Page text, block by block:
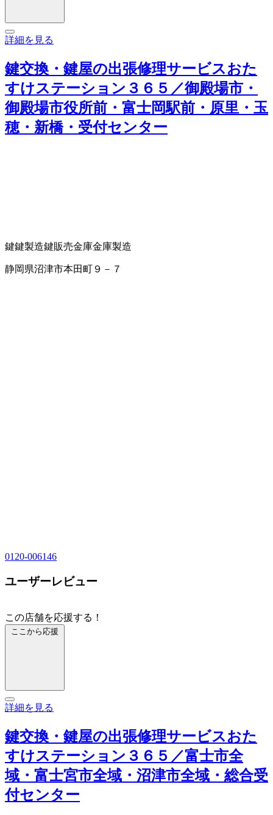
詳細を見る
鍵交換・鍵屋の出張修理サービスおた
すけステーション３６５／御殿場市・
御殿場市役所前・富士岡駅前・原里・玉
穂・新橋・受付センター
鍵鍵製造鍵販売金庫金庫製造
静岡県沼津市本田町９－７
0120-006146
ユーザーレビュー
この店舗を応援する！
ここから応援
詳細を見る
鍵交換・鍵屋の出張修理サービスおた
すけステーション３６５／富士市全
域・富士宮市全域・沼津市全域・総合受
付センター